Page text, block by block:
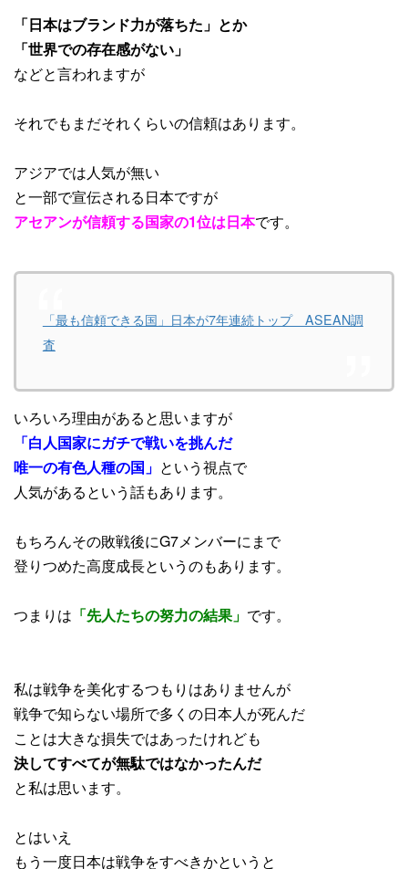
「日本はブランド力が落ちた」とか
「世界での存在感がない」
などと言われますが
それでもまだそれくらいの信頼はあります。
アジアでは人気が無い
と一部で宣伝される日本ですが
アセアンが信頼する国家の1位は日本です。
「最も信頼できる国」日本が7年連続トップ ASEAN調
査
いろいろ理由があると思いますが
「白人国家にガチで戦いを挑んだ
唯一の有色人種の国」 という視点で
人気があるという話もあります。
もちろんその敗戦後にG7メンバーにまで
登りつめた高度成長というのもあります。
つまりは 「先人たちの努力の結果」 です。
私は戦争を美化するつもりはありませんが
戦争で知らない場所で多くの日本人が死んだ
ことは大きな損失ではあったけれども
決してすべてが無駄ではなかったんだ
と私は思います。
とはいえ
もう一度日本は戦争をすべきかというと